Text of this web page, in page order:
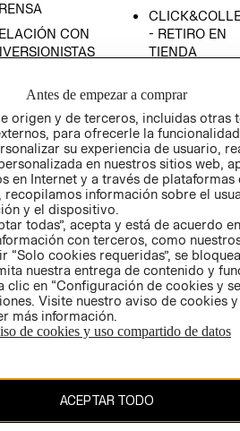
CON
- RETIRO EN
TIENDA
CONDICIONES
AVISO DE
PRIVACIDAD
GIFT CARD
AVISO DE
Antes de empezar a comprar
origen y de terceros, incluidas otras
para ofrecerle la
su experiencia de usuario,
en nuestros sitios web,
en Internet y a través de plataformas
recopilamos información sobre el
y el dispositivo.
todas”, acepta y está de acuerdo
con terceros, como
“Solo cookies requeridas”, se
nuestra entrega de contenido y
clic en “Configuración de cookies y
Visite nuestro aviso de cookies
más información.
de cookies y uso compartido de datos
ACEPTAR TODO